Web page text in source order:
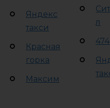
Яндекс
такси
Красная
горка
Максим
л
474